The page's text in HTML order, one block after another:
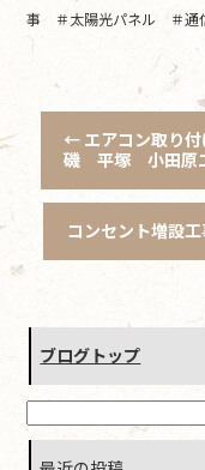
事 ＃太陽光パネル ＃通
← エアコン取り
磯 平塚 小田原
コンセント増設
ブログトップ